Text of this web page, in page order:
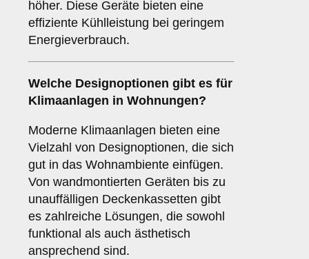
höher. Diese Geräte bieten eine
effiziente Kühlleistung bei geringem
Energieverbrauch.
Welche Designoptionen gibt es für
Klimaanlagen in Wohnungen?
Moderne Klimaanlagen bieten eine
Vielzahl von Designoptionen, die sich
gut in das Wohnambiente einfügen.
Von wandmontierten Geräten bis zu
unauffälligen Deckenkassetten gibt
es zahlreiche Lösungen, die sowohl
funktional als auch ästhetisch
ansprechend sind.